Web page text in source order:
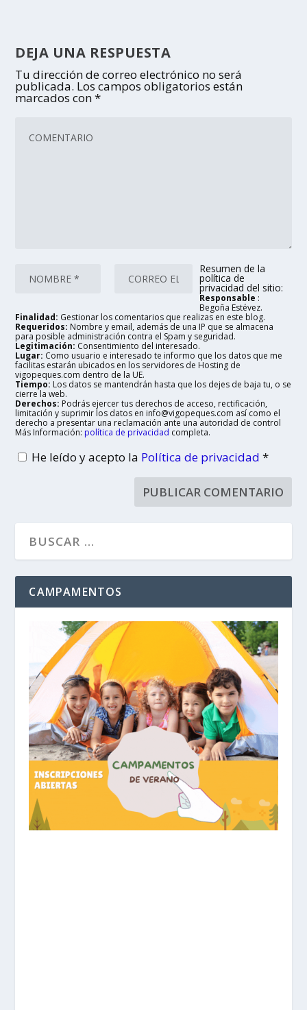
DEJA UNA RESPUESTA
Tu dirección de correo electrónico no será
publicada. Los campos obligatorios están
marcados con*
Resumen de la
política de
privacidad del sitio:
Responsable :
Begoña Estévez.
Finalidad: Gestionar los comentarios que realizas en este blog.
Requeridos: Nombre y email, además de una IP que se almacena
para posible administración contra el Spam y seguridad.
Legitimación: Consentimiento del interesado.
Lugar: Como usuario e interesado te informo que los datos que me
facilitas estarán ubicados en los servidores de Hosting de
vigopeques.com dentro de la UE.
Tiempo: Los datos se mantendrán hasta que los dejes de baja tu, o se
cierre la web.
Derechos: Podrás ejercer tus derechos de acceso, rectificación,
limitación y suprimir los datos en info@vigopeques.com así como el
derecho a presentar una reclamación ante una autoridad de control
Más Información: política de privacidad completa.
He leído y acepto la Política de privacidad*
CAMPAMENTOS